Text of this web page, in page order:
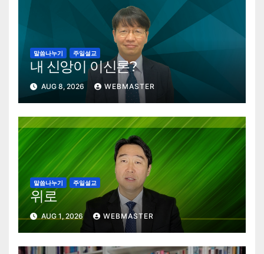
말씀나누기 주일설교
내 신앙이 이신론?
AUG 8, 2026 WEBMASTER
말씀나누기 주일설교
위로
AUG 1, 2026 WEBMASTER